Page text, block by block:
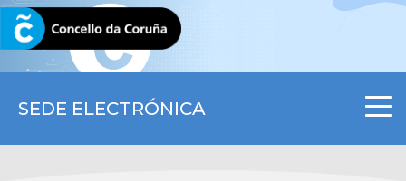
SEDE ELECTRÓNICA
CORUNA.GAL